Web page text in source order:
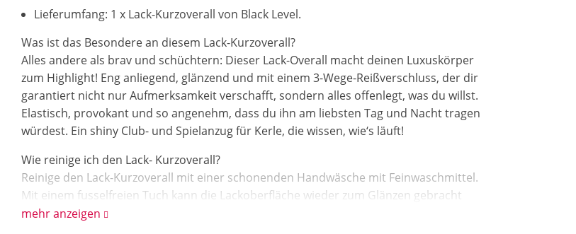
Lieferumfang: 1 x Lack-Kurzoverall von Black Level.
Was ist das Besondere an diesem Lack-Kurzoverall?
Alles andere als brav und schüchtern: Dieser Lack-Overall macht deinen Luxuskörper
zum Highlight! Eng anliegend, glänzend und mit einem 3-Wege-Reißverschluss, der dir
garantiert nicht nur Aufmerksamkeit verschafft, sondern alles offenlegt, was du willst.
Elastisch, provokant und so angenehm, dass du ihn am liebsten Tag und Nacht tragen
würdest. Ein shiny Club- und Spielanzug für Kerle, die wissen, wie‘s läuft!
Wie reinige ich den Lack- Kurzoverall?
Reinige den Lack-Kurzoverall mit einer schonenden Handwäsche mit Feinwaschmittel.
Mit einem fusselfreien Tuch kann die Lackoberfläche wieder zum Glänzen gebracht
werden.
mehr anzeigen